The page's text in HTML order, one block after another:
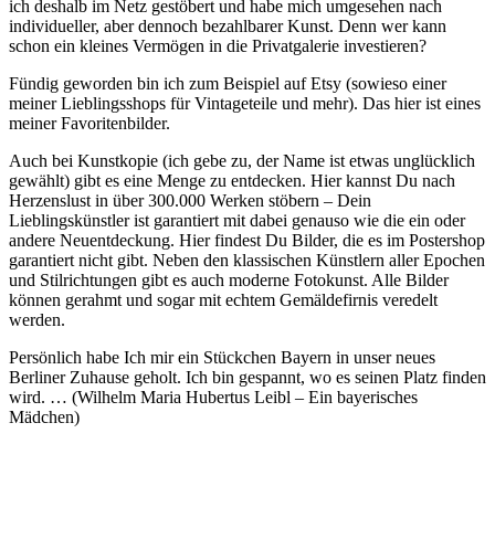
ich deshalb im Netz gestöbert und habe mich umgesehen nach
individueller, aber dennoch bezahlbarer Kunst. Denn wer kann
schon ein kleines Vermögen in die Privatgalerie investieren?
Fündig geworden bin ich zum Beispiel auf Etsy (sowieso einer
meiner Lieblingsshops für Vintageteile und mehr). Das hier ist eines
meiner Favoritenbilder.
Auch bei Kunstkopie (ich gebe zu, der Name ist etwas unglücklich
gewählt) gibt es eine Menge zu entdecken. Hier kannst Du nach
Herzenslust in über 300.000 Werken stöbern – Dein
Lieblingskünstler ist garantiert mit dabei genauso wie die ein oder
andere Neuentdeckung. Hier findest Du Bilder, die es im Postershop
garantiert nicht gibt. Neben den klassischen Künstlern aller Epochen
und Stilrichtungen gibt es auch moderne Fotokunst. Alle Bilder
können gerahmt und sogar mit echtem Gemäldefirnis veredelt
werden.
Persönlich habe Ich mir ein Stückchen Bayern in unser neues
Berliner Zuhause geholt. Ich bin gespannt, wo es seinen Platz finden
wird. … (Wilhelm Maria Hubertus Leibl – Ein bayerisches
Mädchen)